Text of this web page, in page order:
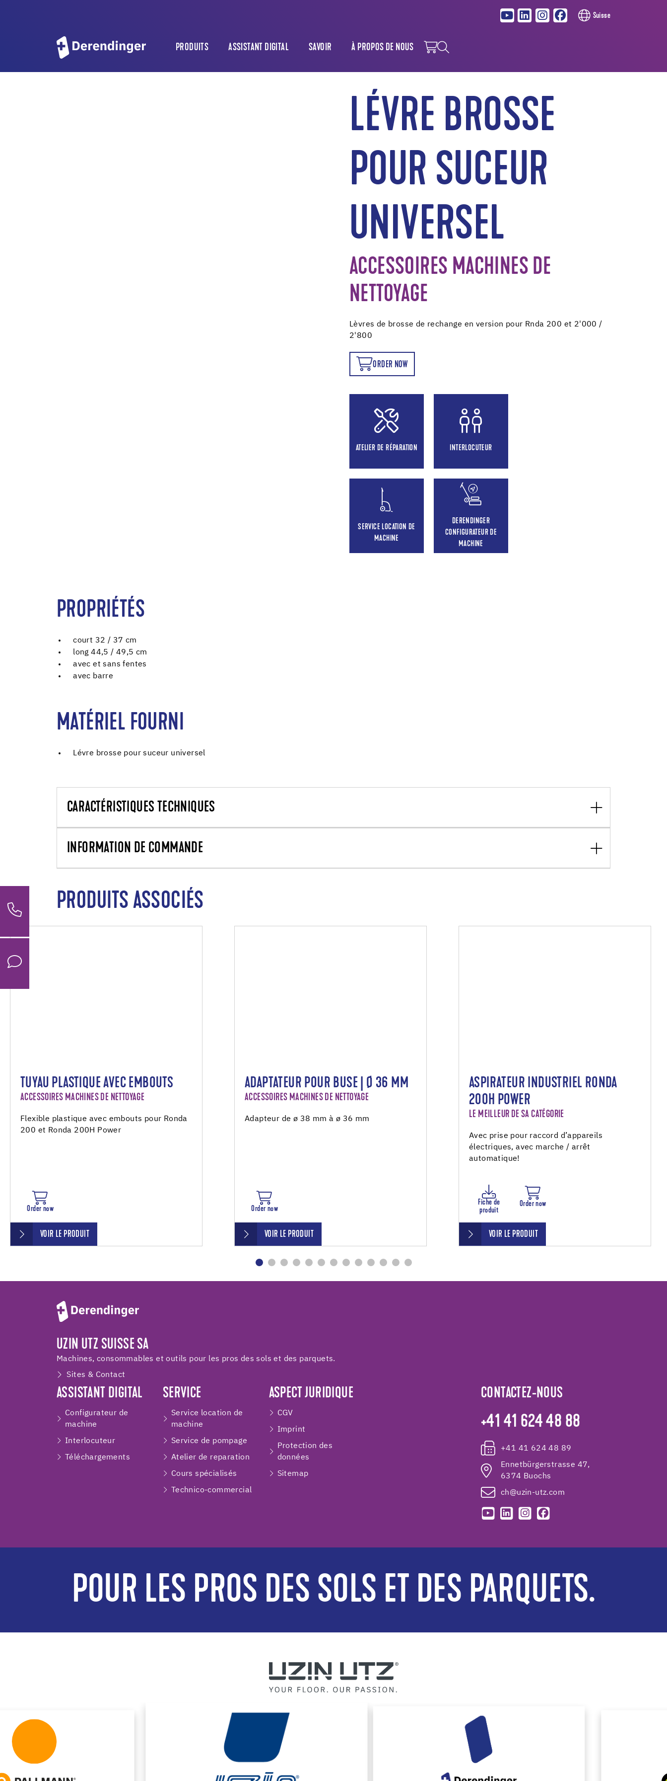
Suisse
PRODUITS ASSISTANT DIGITAL SAVOIR À PROPOS DE NOUS
LÉVRE BROSSE
POUR SUCEUR
UNIVERSEL
ACCESSOIRES MACHINES DE
NETTOYAGE
Lèvres de brosse de rechange en version pour Rnda 200 et 2'000 /
2'800
ORDER NOW
ATELIER DE RÉPARATION INTERLOCUTEUR
SERVICE LOCATION DE
MACHINE
DERENDINGER
CONFIGURATEUR DE
MACHINE
PROPRIÉTÉS
court 32 / 37 cm
long 44,5 / 49,5 cm
avec et sans fentes
avec barre
MATÉRIEL FOURNI
Lévre brosse pour suceur universel
CARACTÉRISTIQUES TECHNIQUES
INFORMATION DE COMMANDE
PRODUITS ASSOCIÉS
TUYAU PLASTIQUE AVEC EMBOUTS
ACCESSOIRES MACHINES DE NETTOYAGE
Flexible plastique avec embouts pour Ronda
200 et Ronda 200H Power
Order now
VOIR LE PRODUIT
ADAPTATEUR POUR BUSE | Ø 36 MM
ACCESSOIRES MACHINES DE NETTOYAGE
Adapteur de ø 38 mm à ø 36 mm
Order now
VOIR LE PRODUIT
ASPIRATEUR INDUSTRIEL RONDA
200H POWER
LE MEILLEUR DE SA CATÉGORIE
Avec prise pour raccord d’appareils
électriques, avec marche / arrêt
automatique!
Fiche de
produit
Order now
VOIR LE PRODUIT
UZIN UTZ SUISSE SA
Machines, consommables et outils pour les pros des sols et des parquets.
Sites & Contact
ASSISTANT DIGITAL
Configurateur de
machine
Interlocuteur
Téléchargements
SERVICE
Service location de
machine
Service de pompage
Atelier de reparation
Cours spécialisés
Technico-commercial
ASPECT JURIDIQUE
CGV
Imprint
Protection des
données
Sitemap
CONTACTEZ-NOUS
+41 41 624 48 88
+41 41 624 48 89
Ennetbürgerstrasse 47,
6374 Buochs
ch@uzin-utz.com
POUR LES PROS DES SOLS ET DES PARQUETS.